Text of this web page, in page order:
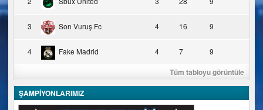
3 Son Vuruş Fc 4 16 9
4 Fake Madrid 4 7 9
Tüm tabloyu görüntüle
ŞAMPİYONLARIMIZ